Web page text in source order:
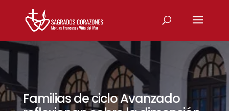
Familias de ciclo Avanzado